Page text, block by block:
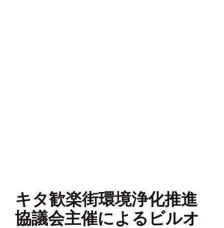
キタ歓楽街環境浄化推進
協議会主催によるビルオ